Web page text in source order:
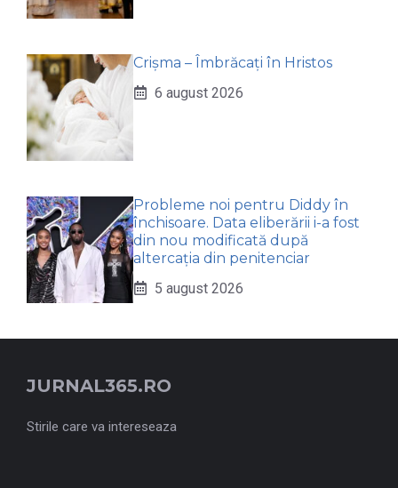
Crișma – Îmbrăcați în Hristos
6 august 2026
Probleme noi pentru Diddy în
închisoare. Data eliberării i-a fost
din nou modificată după
altercația din penitenciar
5 august 2026
JURNAL365.RO
Stirile care va intereseaza